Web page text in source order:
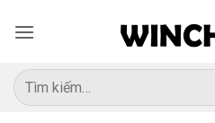
qua
dung
Tìm
kiếm: